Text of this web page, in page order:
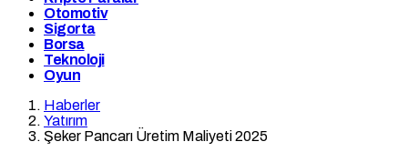
Otomotiv
Sigorta
Borsa
Teknoloji
Oyun
Haberler
Yatırım
Şeker Pancarı Üretim Maliyeti 2025